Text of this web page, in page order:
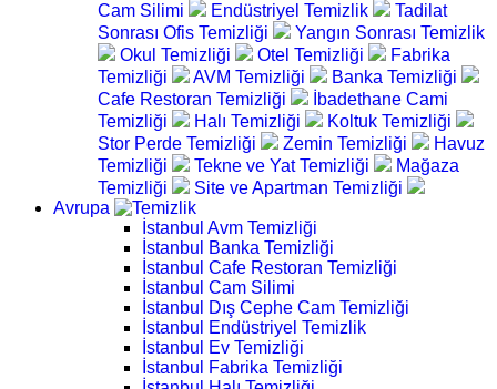
Cam Silimi
Endüstriyel Temizlik
Tadilat
Sonrası Ofis Temizliği
Yangın Sonrası Temizlik
Okul Temizliği
Otel Temizliği
Fabrika
Temizliği
AVM Temizliği
Banka Temizliği
Cafe Restoran Temizliği
İbadethane Cami
Temizliği
Halı Temizliği
Koltuk Temizliği
Stor Perde Temizliği
Zemin Temizliği
Havuz
Temizliği
Tekne ve Yat Temizliği
Mağaza
Temizliği
Site ve Apartman Temizliği
Avrupa
İstanbul Avm Temizliği
İstanbul Banka Temizliği
İstanbul Cafe Restoran Temizliği
İstanbul Cam Silimi
İstanbul Dış Cephe Cam Temizliği
İstanbul Endüstriyel Temizlik
İstanbul Ev Temizliği
İstanbul Fabrika Temizliği